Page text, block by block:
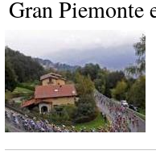
Gran Piemonte